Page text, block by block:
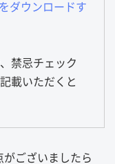
ダウンロードす
禁忌チェック
載いただくと
ございましたら